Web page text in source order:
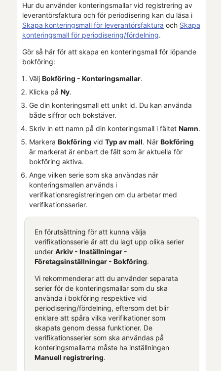
Hur du använder konteringsmallar vid registrering av
leverantörsfaktura och för periodisering kan du läsa i
Skapa konteringsmall för leverantörsfaktura och Skapa
konteringsmall för periodisering/fördelning.
Gör så här för att skapa en konteringsmall för löpande
bokföring:
Välj Bokföring - Konteringsmallar.
Klicka på Ny.
Ge din konteringsmall ett unikt id. Du kan använda
både siffror och bokstäver.
Skriv in ett namn på din konteringsmall i fältet Namn.
Markera Bokföring vid Typ av mall. När Bokföring
är markerat är enbart de fält som är aktuella för
bokföring aktiva.
Ange vilken serie som ska användas när
konteringsmallen används i
verifikationsregistreringen om du arbetar med
verifikationsserier.
En förutsättning för att kunna välja
verifikationsserie är att du lagt upp olika serier
under Arkiv - Inställningar -
Företagsinställningar- Bokföring.
Vi rekommenderar att du använder separata
serier för de konteringsmallar som du ska
använda i bokföring respektive vid
periodisering/fördelning, eftersom det blir
enklare att spåra vilka verifikationer som
skapats genom dessa funktioner. De
verifikationsserier som ska användas på
konteringsmallarna måste ha inställningen
Manuell registrering.